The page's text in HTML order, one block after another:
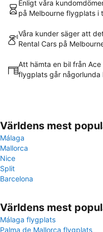
Enligt våra
på Melbourne flygplats i
Våra kunder säger att
Rental Cars på
Att hämta en bil från
flygplats går
Världens mest
Málaga
Mallorca
Nice
Split
Barcelona
Världens mest
Málaga flygplats
Palma de Mallorca flygplats